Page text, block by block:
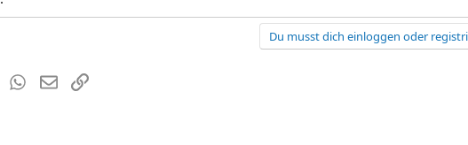
Du musst dich einloggen oder
WhatsApp
E-MailLink